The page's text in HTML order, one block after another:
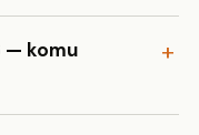
— komu